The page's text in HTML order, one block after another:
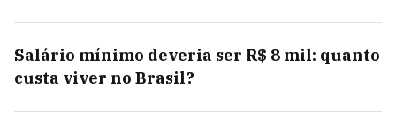
Salário mínimo deveria ser R$ 8 mil: quanto
custa viver no Brasil?